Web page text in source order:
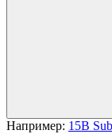
Например: 15B